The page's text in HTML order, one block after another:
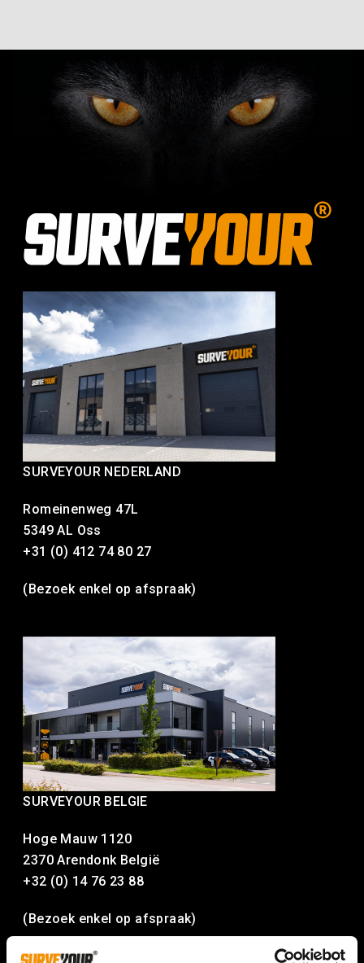
SURVEYOUR NEDERLAND
Romeinenweg 47L
5349 AL Oss
+31 (0) 412 74 80 27
(Bezoek enkel op afspraak)
SURVEYOUR BELGIE
Hoge Mauw 1120
2370 Arendonk België
+32 (0) 14 76 23 88
(Bezoek enkel op afspraak)